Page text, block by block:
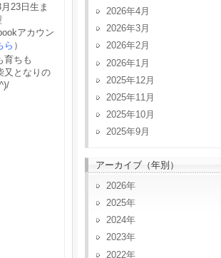
23日生ま
アカウン
ら ）
育ちも
又となりの
2026年4月
2026年3月
2026年2月
2026年1月
2025年12月
2025年11月
2025年10月
2025年9月
アーカイブ（年別）
2026
2025
2024
2023
2022